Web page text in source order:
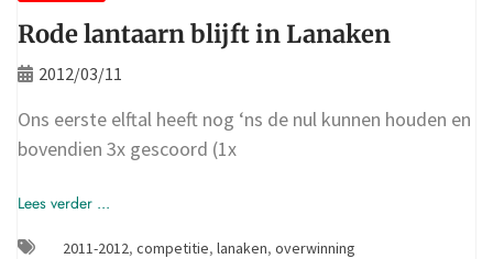
Rode lantaarn blijft in Lanaken
2012/03/11
Ons eerste elftal heeft nog ‘ns de nul kunnen houden en
bovendien 3x gescoord (1x
Lees verder ...
2011-2012, competitie, lanaken, overwinning